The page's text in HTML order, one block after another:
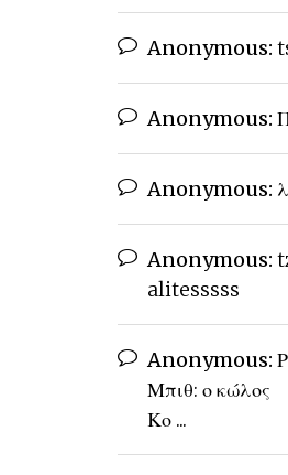
Anonymous:
Anonymous:
Anonymous:
Anonymous:
alitesssss
Anonymous:
Μπιθ: ο κώλος
Κο ...